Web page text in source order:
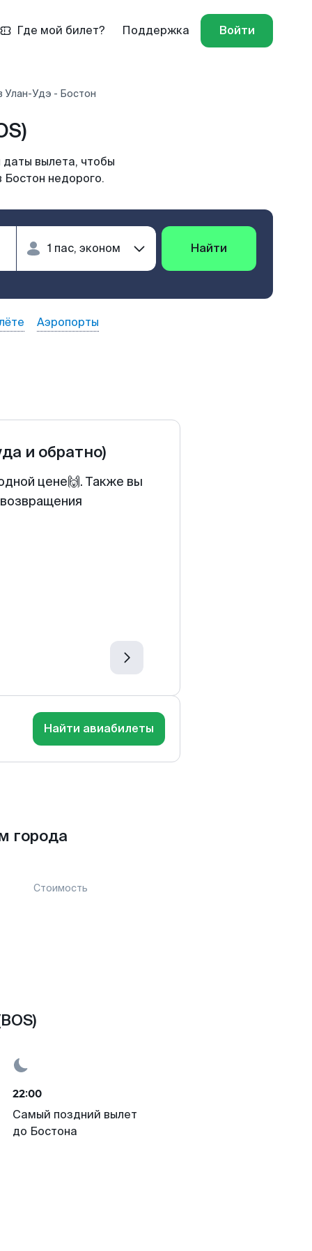
Где мой билет? Поддержка Войти
Улан-Удэ - Бостон
вылета, чтобы
Бостон недорого.
Найти
Аэропорты
и обратно)
цене🙌. Также вы
Найти авиабилеты
города
Стоимость
22:00
Самый поздний вылет
до Бостона